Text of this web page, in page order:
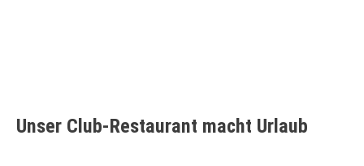
Unser Club-Restaurant macht Urlaub